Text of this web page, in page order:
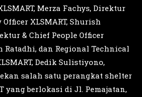
Merza Fachys, Direktur
XLSMART, Shurish
& Chief People Officer
Ratadhi, dan Regional Technical
Dedik Sulistiyono,
salah satu perangkat shelter
yang berlokasi di Jl. Pemajatan,